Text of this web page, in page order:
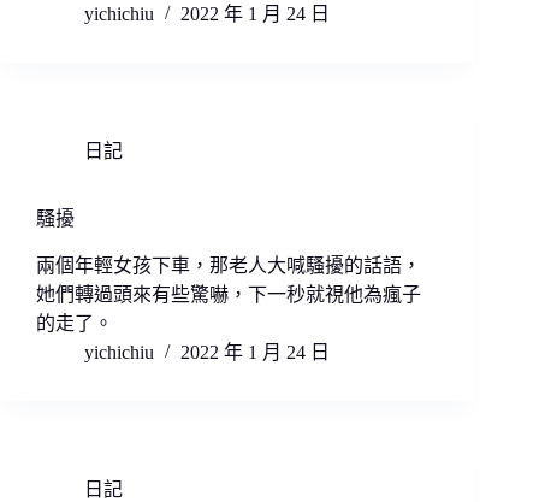
yichichiu
2022 年 1 月 24 日
日記
騷擾
兩個年輕女孩下車，那老人大喊騷擾的話語，
她們轉過頭來有些驚嚇，下一秒就視他為瘋子
的走了。
yichichiu
2022 年 1 月 24 日
日記